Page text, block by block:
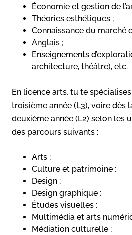
Économie et gestion de
Théories esthétiques ;
Connaissance du marché
Anglais ;
Enseignements
architecture, théâtre), etc.
En licence arts, tu te
troisième année (L3), voire dès
deuxième année (L2) selon les
des parcours suivants :
Arts ;
Culture et patrimoine ;
Design ;
Design graphique ;
Études visuelles ;
Multimédia et arts
Médiation culturelle ;